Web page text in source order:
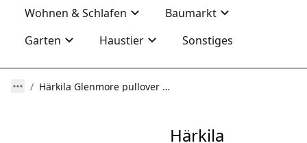
Wohnen & Schlafen
Baumarkt
Garten
Haustier Sonstiges
Härkila Glenmore pullover Heritage blue
Härkila